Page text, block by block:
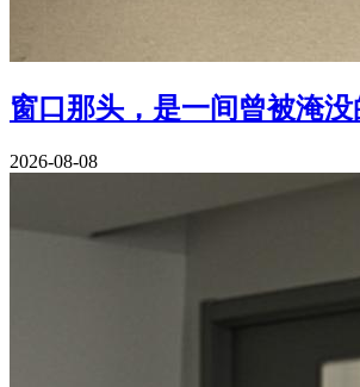
窗口那头，是一间曾被淹
2026-08-08